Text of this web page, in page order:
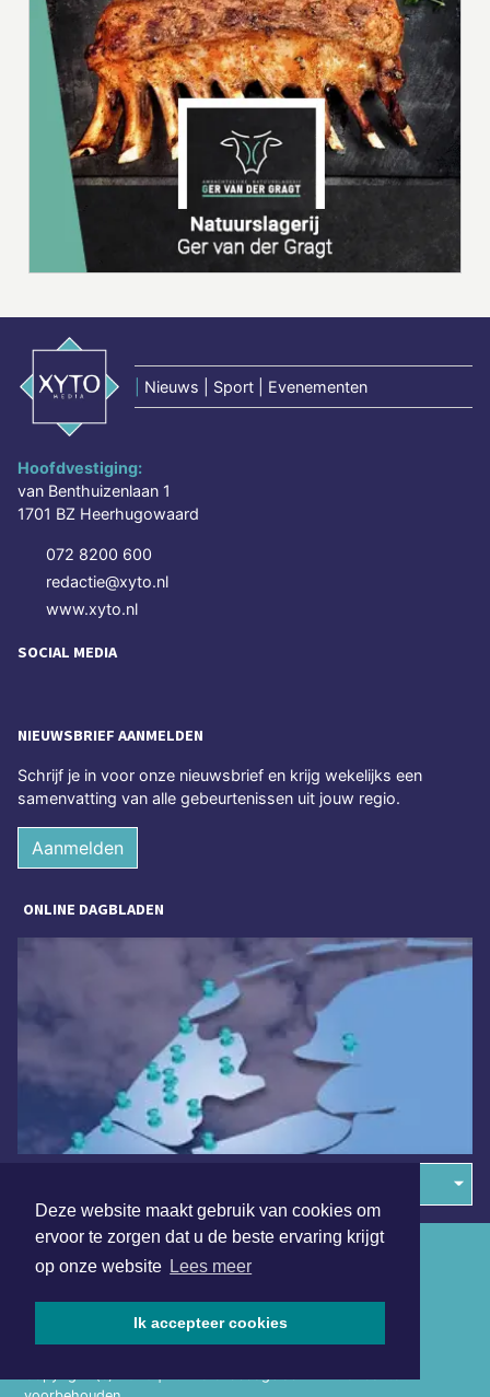
Deze website maakt gebruik van cookies om
ervoor te zorgen dat u de beste ervaring krijgt
op onze website Lees meer
Ik accepteer cookies
Nieuws | Sport | Evenementen
Hoofdvestiging:
van Benthuizenlaan 1
1701 BZ Heerhugowaard
072 8200 600
redactie@xyto.nl
www.xyto.nl
SOCIAL MEDIA
NIEUWSBRIEF AANMELDEN
Schrijf je in voor onze nieuwsbrief en krijg wekelijks een
samenvatting van alle gebeurtenissen uit jouw regio.
Aanmelden
ONLINE DAGBLADEN
Algemene voorwaarden
Privacy Statement